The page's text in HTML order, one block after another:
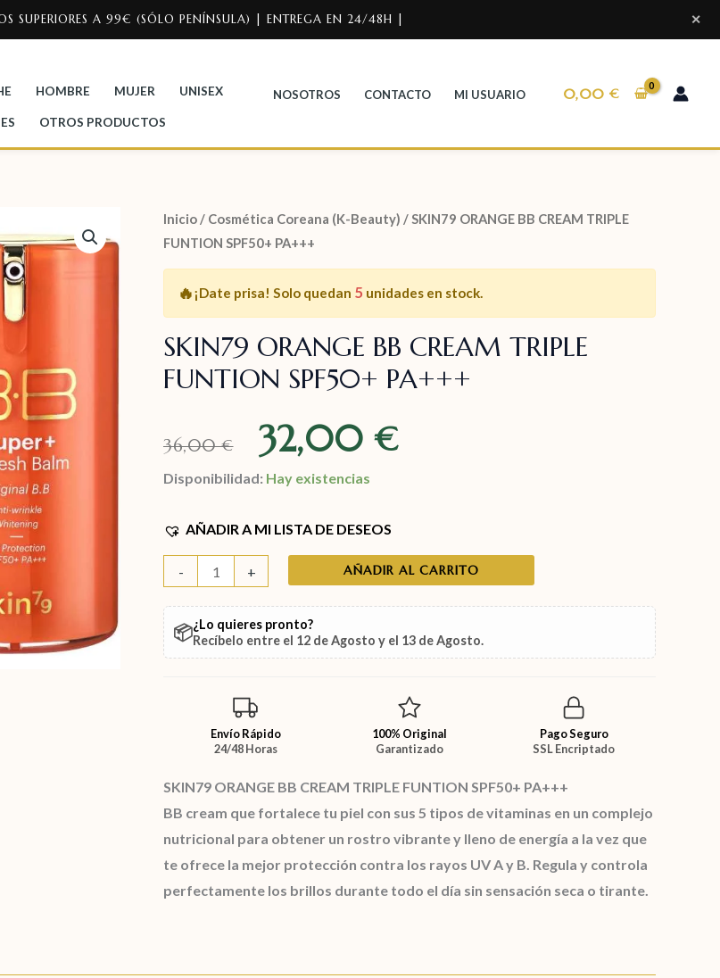
SUPERIORES A 99€ (SÓLO PENÍNSULA) | ENTREGA EN 24/48H | ✕
HOMBRE MUJER UNISEX
OTROS PRODUCTOS
NOSOTROS CONTACTO MI USUARIO 0,00€
Inicio/ Cosmética Coreana (K-Beauty) / SKIN79 ORANGE BB CREAM TRIPLE
FUNTION SPF50+ PA+++
🔥¡Date prisa! Solo quedan 5 unidades en stock.
SKIN79 ORANGE BB CREAM TRIPLE
FUNTION SPF50+ PA+++
36,00€ 32,00€
Disponibilidad: Hay existencias
AÑADIR A MI LISTA DE DESEOS
- + AÑADIR AL CARRITO
📦¿Lo quieres pronto?
Recíbelo entre el 12 de Agosto y el 13 de Agosto.
Envío Rápido
24/48 Horas
100% Original
Garantizado
Pago Seguro
SSL Encriptado
SKIN79 ORANGE BB CREAM TRIPLE FUNTION SPF50+ PA+++
BB cream que fortalece tu piel con sus 5 tipos de vitaminas en un complejo
nutricional para obtener un rostro vibrante y lleno de energía a la vez que
te ofrece la mejor protección contra los rayos UV A y B. Regula y controla
perfectamente los brillos durante todo el día sin sensación seca o tirante.